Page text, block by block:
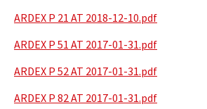
ARDEX P 21 AT 2018-12-10.pdf
ARDEX P 51 AT 2017-01-31.pdf
ARDEX P 52 AT 2017-01-31.pdf
ARDEX P 82 AT 2017-01-31.pdf